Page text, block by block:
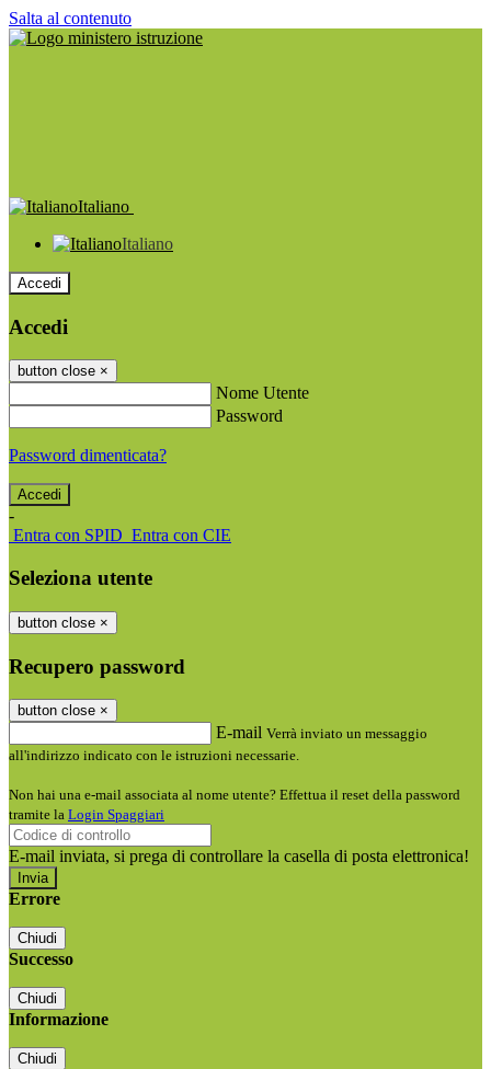
Salta al contenuto
Italiano
Italiano
Accedi
Accedi
button close ×
Nome Utente
Password
Password dimenticata?
-
Entra con SPID Entra con CIE
Seleziona utente
button close ×
Recupero password
button close ×
E-mail Verrà inviato un messaggio
all'indirizzo indicato con le istruzioni necessarie.
Non hai una e-mail associata al nome utente? Effettua il reset della password
tramite la Login Spaggiari
E-mail inviata, si prega di controllare la casella di posta elettronica!
Errore
Chiudi
Successo
Chiudi
Informazione
Chiudi